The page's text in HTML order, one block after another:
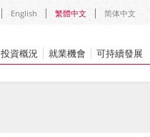
English 繁體中文 简体中文
投資概況 就業機會 可持續發展